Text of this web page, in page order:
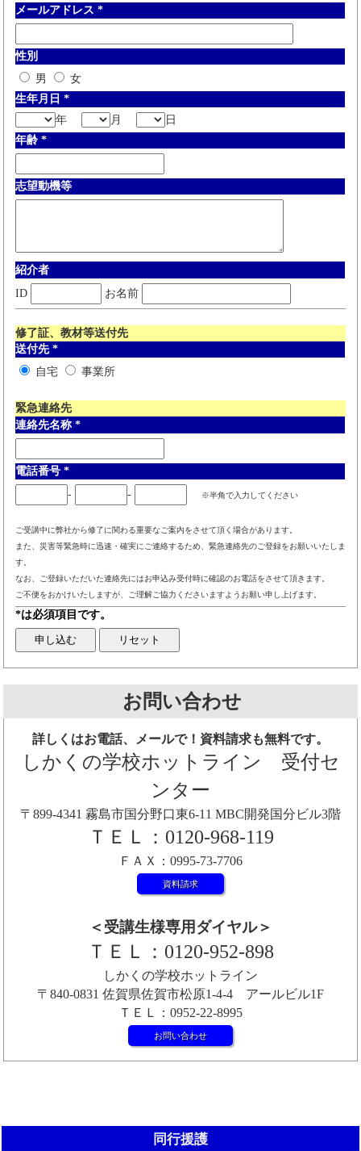
メールアドレス *
性別
男
女
生年月日 *
年
月
日
年齢 *
志望動機等
紹介者
ID
お名前
修了証、教材等送付先
送付先 *
自宅
事業所
緊急連絡先
連絡先名称 *
電話番号 *
-
- ※半角で入力してください
ご受講中に弊社から修了に関わる重要なご案内をさせて頂く場合があります。
また、災害等緊急時に迅速・確実にご連絡するため、緊急連絡先のご登録をお願いいたしま
す。
なお、ご登録いただいた連絡先にはお申込み受付時に確認のお電話をさせて頂きます。
ご不便をおかけいたしますが、ご理解ご協力くださいますようお願い申し上げます。
*は必須項目です。
お問い合わせ
詳しくはお電話、メールで！資料請求も無料です。
しかくの学校ホットライン 受付セ
ンター
〒899-4341 霧島市国分野口東6-11 MBC開発国分ビル3階
ＴＥＬ：0120-968-119
ＦＡＸ：0995-73-7706
資料請求
＜受講生様専用ダイヤル＞
ＴＥＬ：0120-952-898
しかくの学校ホットライン
〒840-0831 佐賀県佐賀市松原1-4-4 アールビル1F
ＴＥＬ：0952-22-8995
お問い合わせ
同行援護